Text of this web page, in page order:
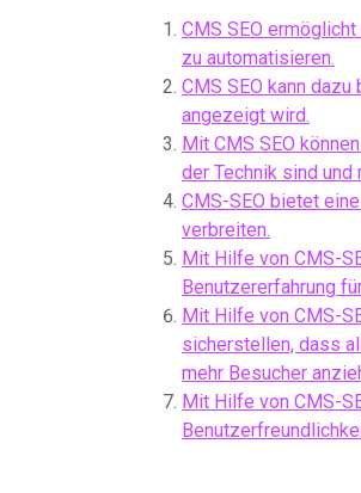
CMS SEO
zu automatisieren.
CMS SEO kann
angezeigt wird.
Mit CMS SEO
der Technik sind
CMS-SEO bietet
verbreiten.
Mit Hilfe von CMS-
Benutzererfahrung
Mit Hilfe von CMS-
sicherstellen, dass
mehr Besucher
Mit Hilfe von CMS-